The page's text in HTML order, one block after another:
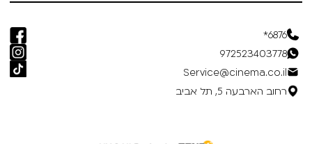
6876*
972523403778
Service@cinema.co.il
רחוב הארבעה 5, תל אביב